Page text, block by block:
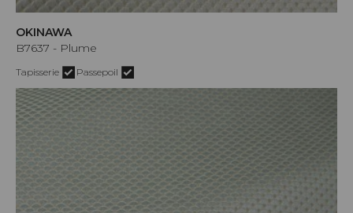
OKINAWA
B7637 - Plume
Tapisserie Passepoil